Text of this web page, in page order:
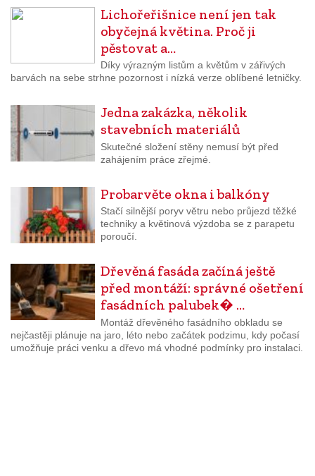
Lichořeřišnice není jen tak
obyčejná květina. Proč ji
pěstovat a…
Díky výrazným listům a květům v zářivých
barvách na sebe strhne pozornost i nízká verze oblíbené letničky.
Jedna zakázka, několik
stavebních materiálů
Skutečné složení stěny nemusí být před
zahájením práce zřejmé.
Probarvěte okna i balkóny
Stačí silnější poryv větru nebo průjezd těžké
techniky a květinová výzdoba se z parapetu
poroučí.
Dřevěná fasáda začíná ještě
před montáží: správné ošetření
fasádních palubek� …
Montáž dřevěného fasádního obkladu se
nejčastěji plánuje na jaro, léto nebo začátek podzimu, kdy počasí
umožňuje práci venku a dřevo má vhodné podmínky pro instalaci.